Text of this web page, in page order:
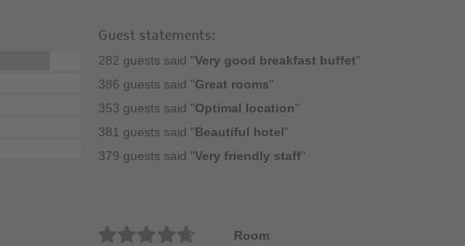
Guest statements:
282 guests said "Very good breakfast buffet"
386 guests said "Great rooms"
353 guests said "Optimal location"
381 guests said "Beautiful hotel"
379 guests said "Very friendly staff"
Room